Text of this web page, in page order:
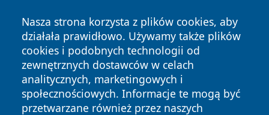
Nasza strona korzysta z plików cookies, aby
działała prawidłowo. Używamy także plików
cookies i podobnych technologii od
zewnętrznych dostawców w celach
analitycznych, marketingowych i
społecznościowych. Informacje te mogą być
przetwarzane również przez naszych
Copyright © 2026 dabrowski24.pl Wszystkie prawa
zastrzeżone.